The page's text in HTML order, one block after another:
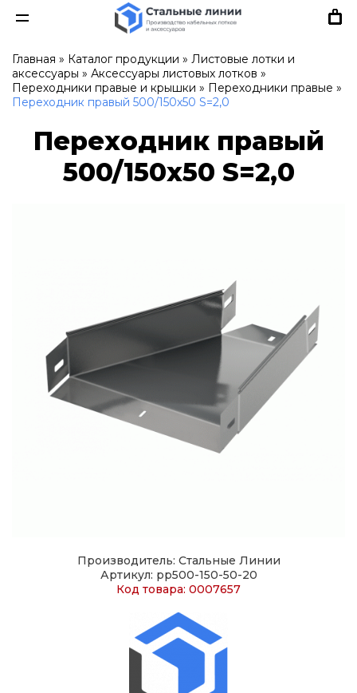
Главная » Каталог продукции » Листовые лотки и
аксессуары » Аксессуары листовых лотков »
Переходники правые и крышки » Переходники правые »
Переходник правый 500/150х50 S=2,0
Переходник правый
500/150х50 S=2,0
Производитель: Стальные Линии
Артикул: pp500-150-50-20
Код товара: 0007657